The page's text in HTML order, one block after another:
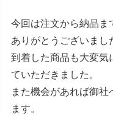
今回は注文から納品ま
ありがとうございまし
到着した商品も大変気
ていただきました。
また機会があれば御
ます。